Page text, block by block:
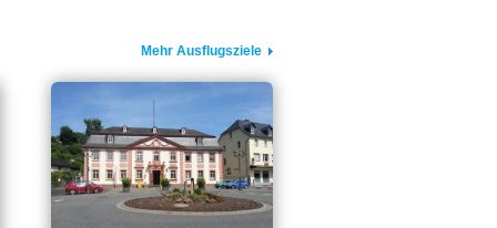
Mehr Ausflugsziele